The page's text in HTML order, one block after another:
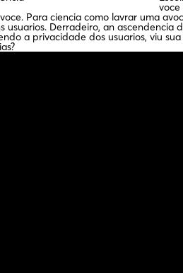
voce
Para ciencia como lavrar uma
usuarios. Derradeiro, an
a privacidade dos usuarios, viu